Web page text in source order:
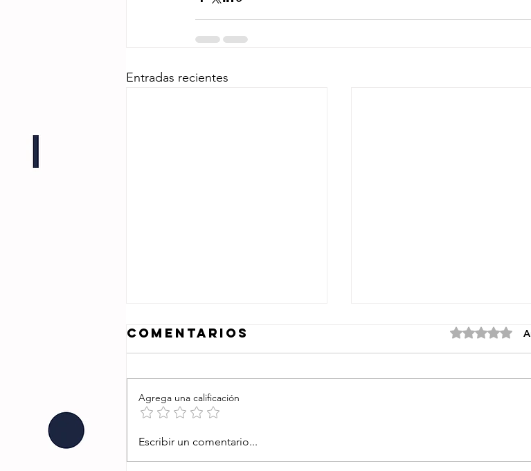
Entradas recientes
SE JUNTARON
LOS GARCÍA
Rosa celebra
Comentarios Obtuvo 0 de
Agrega una calificación
Escribir un comentario...